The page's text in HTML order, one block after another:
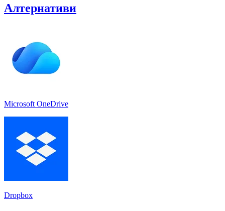
Алтернативи
Microsoft OneDrive
Dropbox